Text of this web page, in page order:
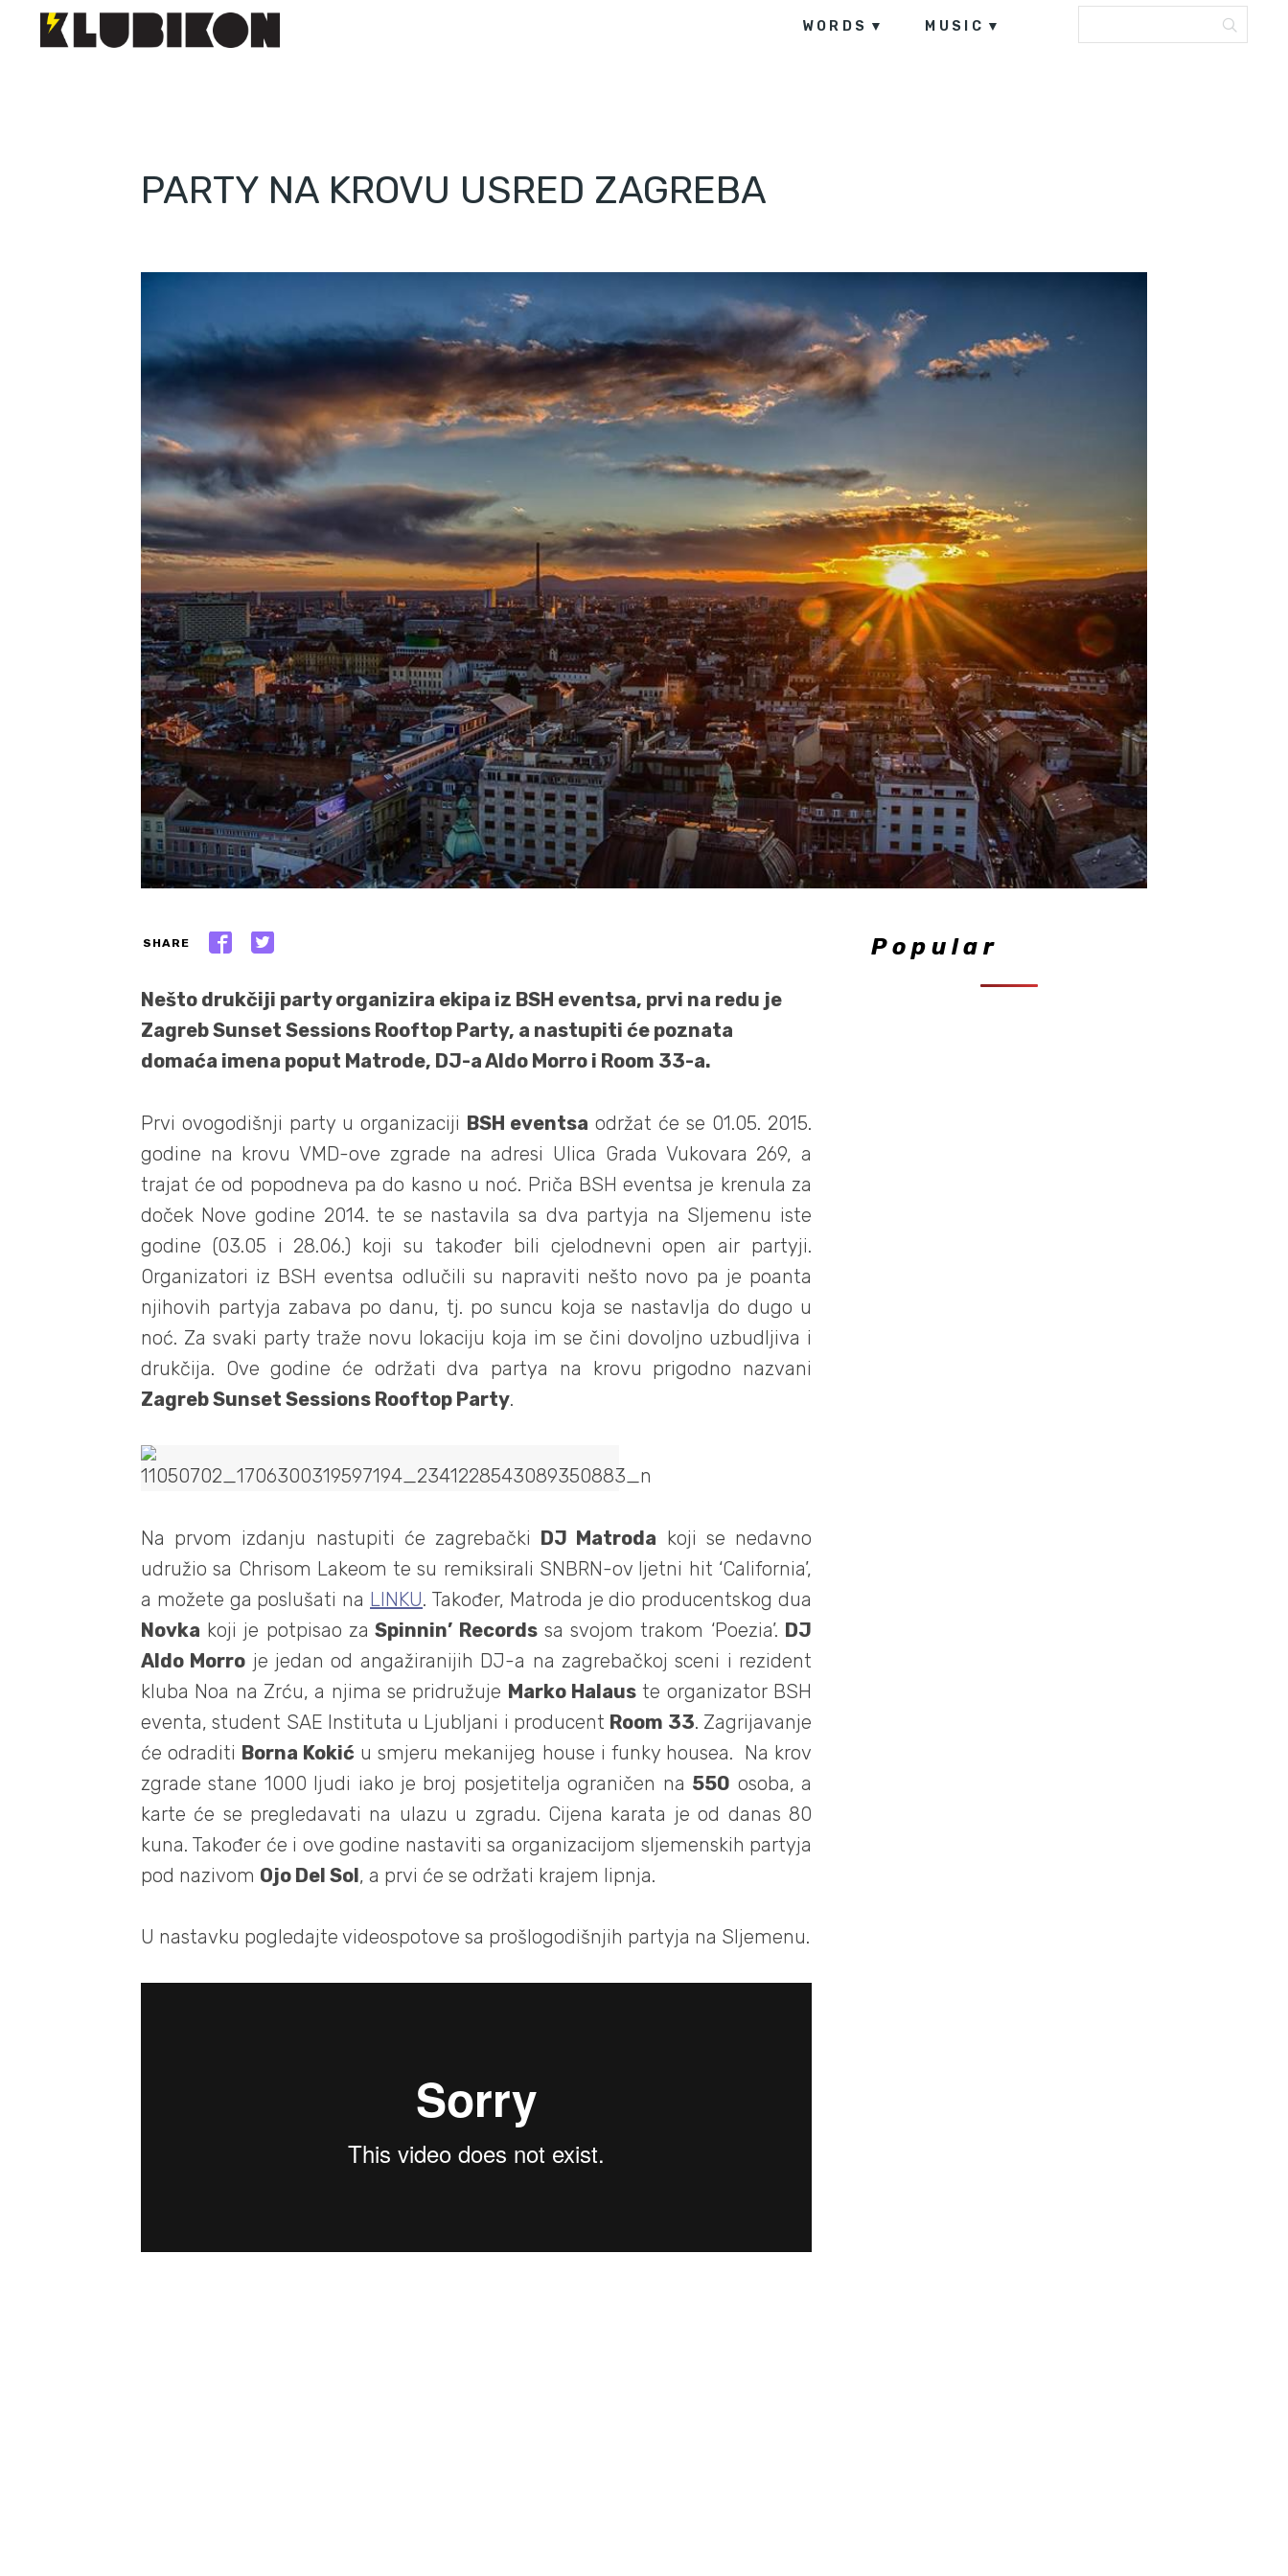
WORDS MUSIC
PARTY NA KROVU USRED ZAGREBA
SHARE
Nešto drukčiji party organizira ekipa iz BSH eventsa, prvi na redu je
Zagreb Sunset Sessions Rooftop Party, a nastupiti će poznata
domaća imena poput Matrode, DJ-a Aldo Morro i Room 33-a.
Prvi ovogodišnji party u organizaciji BSH eventsa održat će se 01.05. 2015.
godine na krovu VMD-ove zgrade na adresi Ulica Grada Vukovara 269, a
trajat će od popodneva pa do kasno u noć. Priča BSH eventsa je krenula za
doček Nove godine 2014. te se nastavila sa dva partyja na Sljemenu iste
godine (03.05 i 28.06.) koji su također bili cjelodnevni open air partyji.
Organizatori iz BSH eventsa odlučili su napraviti nešto novo pa je poanta
njihovih partyja zabava po danu, tj. po suncu koja se nastavlja do dugo u
noć. Za svaki party traže novu lokaciju koja im se čini dovoljno uzbudljiva i
drukčija. Ove godine će održati dva partya na krovu prigodno nazvani
Zagreb Sunset Sessions Rooftop Party.
Na prvom izdanju nastupiti će zagrebački DJ Matroda koji se nedavno
udružio sa Chrisom Lakeom te su remiksirali SNBRN-ov ljetni hit ‘California’,
a možete ga poslušati na LINKU. Također, Matroda je dio producentskog dua
Novka koji je potpisao za Spinnin’ Recordssa svojom trakom ‘Poezia’. DJ
Aldo Morro je jedan od angažiranijih DJ-a na zagrebačkoj sceni i rezident
kluba Noa na Zrću, a njima se pridružuje Marko Halauste organizator BSH
eventa, student SAE Instituta u Ljubljani i producent Room 33. Zagrijavanje
će odraditi Borna Kokić u smjeru mekanijeg house i funky housea. Na krov
zgrade stane 1000 ljudi iako je broj posjetitelja ograničen na 550 osoba, a
karte će se pregledavati na ulazu u zgradu. Cijena karata je od danas 80
kuna. Također će i ove godine nastaviti sa organizacijom sljemenskih partyja
pod nazivom Ojo Del Sol, a prvi će se održati krajem lipnja.
U nastavku pogledajte videospotove sa prošlogodišnjih partyja na Sljemenu.
Popular